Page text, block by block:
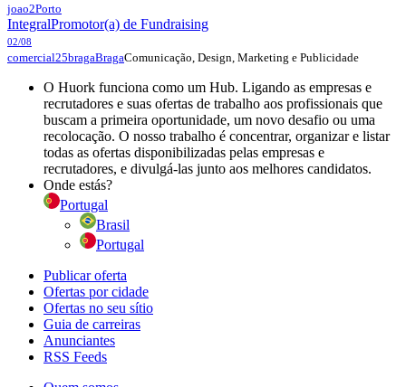
joao2Porto
IntegralPromotor(a) de Fundraising
02/08
comercial25bragaBragaComunicação, Design, Marketing e Publicidade
O Huork funciona como um Hub. Ligando as empresas e
recrutadores e suas ofertas de trabalho aos profissionais que
buscam a primeira oportunidade, um novo desafio ou uma
recolocação. O nosso trabalho é concentrar, organizar e listar
todas as ofertas disponibilizadas pelas empresas e
recrutadores, e divulgá-las junto aos melhores candidatos.
Onde estás?
Portugal
Brasil
Portugal
Publicar oferta
Ofertas por cidade
Ofertas no seu sítio
Guia de carreiras
Anunciantes
RSS Feeds